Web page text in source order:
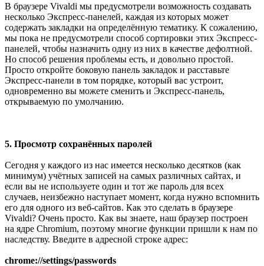
В браузере Vivaldi мы предусмотрели возможность создавать
несколько Экспресс-панелей, каждая из которых может
содержать закладки на определённую тематику. К сожалению,
мы пока не предусмотрели способ сортировки этих Экспресс-
панелей, чтобы назначить одну из них в качестве дефолтной.
Но способ решения проблемы есть, и довольно простой.
Просто откройте боковую панель закладок и расставьте
Экспресс-панели в том порядке, который вас устроит,
одновременно вы можете сменить и Экспресс-панель,
открываемую по умолчанию.
5. Просмотр сохранённых паролей
Сегодня у каждого из нас имеется несколько десятков (как
минимум) учётных записей на самых различных сайтах, и
если вы не используете один и тот же пароль для всех
случаев, неизбежно наступает момент, когда нужно вспомнить
его для одного из веб-сайтов. Как это сделать в браузере
Vivaldi? Очень просто. Как вы знаете, наш браузер построен
на ядре Chromium, поэтому многие функции пришли к нам по
наследству. Введите в адресной строке адрес:
chrome://settings/passwords